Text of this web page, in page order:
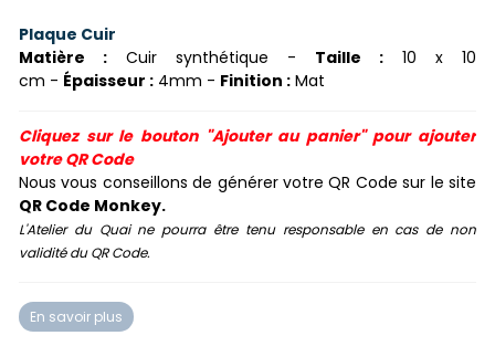
Plaque Cuir
Matière : Cuir synthétique - Taille : 10 x 10
cm - Épaisseur : 4mm - Finition : Mat
Cliquez sur le bouton "Ajouter au panier" pour ajouter
votre QR Code
Nous vous conseillons de générer votre QR Code sur le site
QR Code Monkey.
L'Atelier du Quai ne pourra être tenu responsable en cas de non
validité du QR Code.
En savoir plus